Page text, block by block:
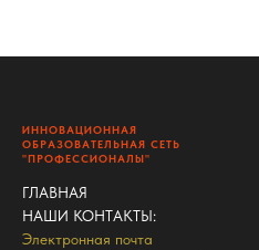
ИННОВАЦИОННАЯ
ОБРАЗОВАТЕЛЬНАЯ СЕТЬ
"ПРОФЕССИОНАЛЫ"
ГЛАВНАЯ
НАШИ КОНТАКТЫ:
Электронная почта